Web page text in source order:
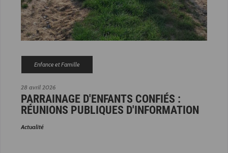
28 avril 2026
Enfance et Famille
PARRAINAGE D'ENFANTS CONFIÉS :
RÉUNIONS PUBLIQUES D'INFORMATION
Actualité